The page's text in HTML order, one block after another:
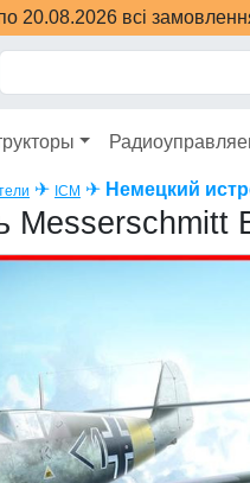
20.08.2026 всі
✈ ICM ✈ Немецкий
Messerschmitt